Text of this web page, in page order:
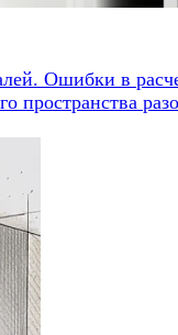
Ошибки в
пространства